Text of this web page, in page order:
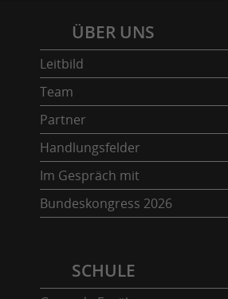
ÜBER UNS
Leitbild
Team
Partner
Handlungsfelder
Im Gespräch mit
Bundeskongress 2026
SCHULE